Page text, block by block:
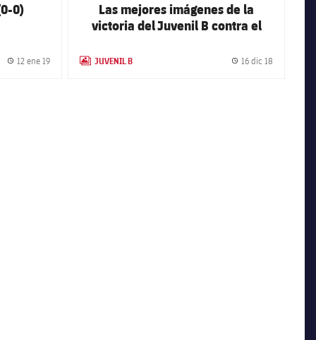
0)
Fecha de publicación
12 ene 19
Las mejores imágenes de la
victoria del Juvenil B contra el
LABEL.ARIA.GALLERY
JUVENIL B 16 dic 18